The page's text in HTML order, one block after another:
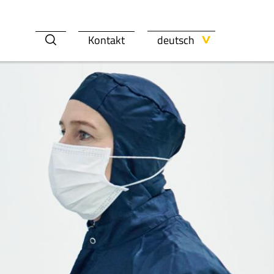
deutsch
Kontakt
Nachhaltigkeit
KARRIERE AMBITIOUS PT. YPTI
ÜBER TOOLCRAFT